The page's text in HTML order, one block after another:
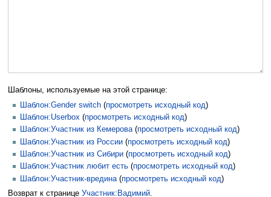
Шаблоны, используемые на этой странице:
Шаблон:Gender switch (просмотреть исходный код)
Шаблон:Userbox (просмотреть исходный код)
Шаблон:Участник из Кемерова(просмотреть исходный код)
Шаблон:Участник из России (просмотреть исходный код)
Шаблон:Участник из Сибири (просмотреть исходный код)
Шаблон:Участник любит есть (просмотреть исходный код)
Шаблон:Участник-вредина (просмотреть исходный код)
Возврат к странице Участник:Вадимий.